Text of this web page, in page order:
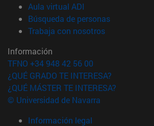
Aula virtual ADI
Búsqueda de personas(abre en
Trabaja con nosotros(abre en
Información
TFNO +34 948 42 56 00
¿QUÉ GRADO TE INTERESA?
¿QUÉ MÁSTER TE INTERESA?
© Universidad de Navarra
Información legal